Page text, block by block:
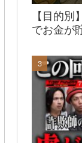
【目的
でお金が